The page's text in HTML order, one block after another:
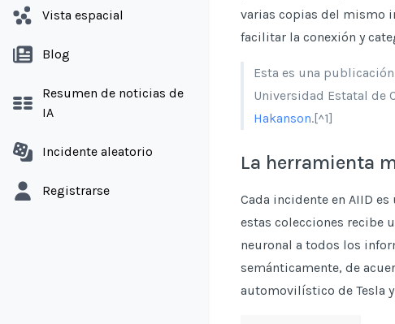
Vista espacial
Blog
Resumen de noticias de
IA
Incidente aleatorio
Registrarse
varias copias del mismo
facilitar la conexión y
Esta es una
Universidad Estatal de
Hakanson.[^1]
La herramienta
Cada incidente en AIID
estas colecciones recibe
neuronal a todos los
semánticamente, de
automovilístico de Tesla